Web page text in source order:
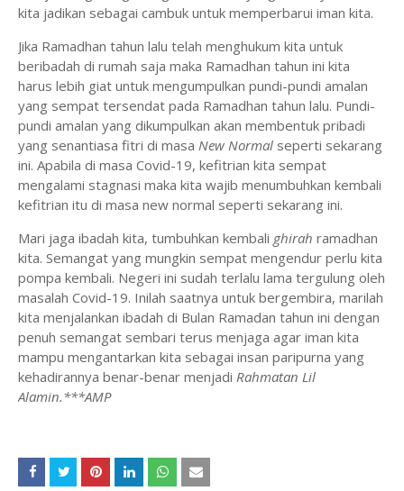
kita jadikan sebagai cambuk untuk memperbarui iman kita.
Jika Ramadhan tahun lalu telah menghukum kita untuk
beribadah di rumah saja maka Ramadhan tahun ini kita
harus lebih giat untuk mengumpulkan pundi-pundi amalan
yang sempat tersendat pada Ramadhan tahun lalu. Pundi-
pundi amalan yang dikumpulkan akan membentuk pribadi
yang senantiasa fitri di masa New Normal seperti sekarang
ini. Apabila di masa Covid-19, kefitrian kita sempat
mengalami stagnasi maka kita wajib menumbuhkan kembali
kefitrian itu di masa new normal seperti sekarang ini.
Mari jaga ibadah kita, tumbuhkan kembali ghirah ramadhan
kita. Semangat yang mungkin sempat mengendur perlu kita
pompa kembali. Negeri ini sudah terlalu lama tergulung oleh
masalah Covid-19. Inilah saatnya untuk bergembira, marilah
kita menjalankan ibadah di Bulan Ramadan tahun ini dengan
penuh semangat sembari terus menjaga agar iman kita
mampu mengantarkan kita sebagai insan paripurna yang
kehadirannya benar-benar menjadi Rahmatan Lil
Alamin.***AMP